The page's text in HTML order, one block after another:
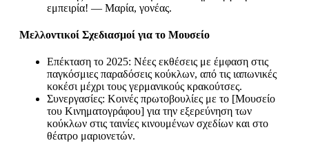
εμπειρία! — Μαρία, γονέας.
Μελλοντικοί Σχεδιασμοί για το Μουσείο
Επέκταση το 2025: Νέες εκθέσεις με έμφαση στις
παγκόσμιες παραδόσεις κούκλων, από τις ιαπωνικές
κοκέσι μέχρι τους γερμανικούς κρακούτσες.
Συνεργασίες: Κοινές πρωτοβουλίες με το [Μουσείο
του Κινηματογράφου] για την εξερεύνηση των
κούκλων στις ταινίες κινουμένων σχεδίων και στο
θέατρο μαριονετών.